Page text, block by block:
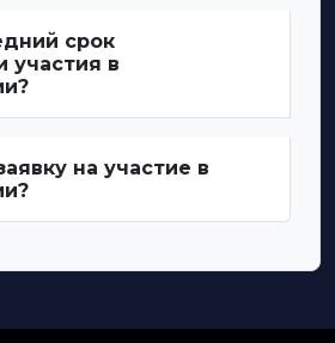
срок
участия в
на участие в